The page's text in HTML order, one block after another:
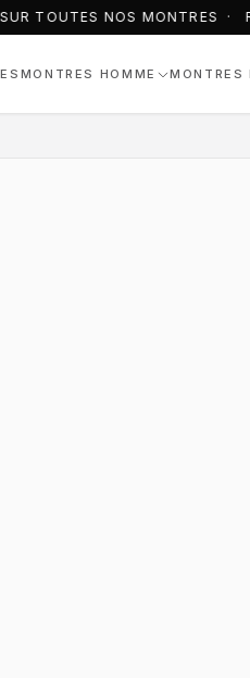
TOUTES NOS MONTRES ·
MONTRES HOMME MONTRES